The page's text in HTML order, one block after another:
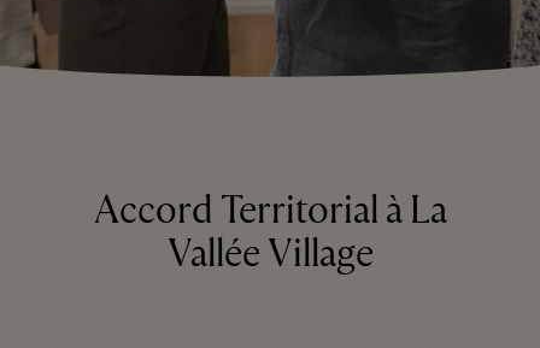
Accord Territorial à La
Vallée Village